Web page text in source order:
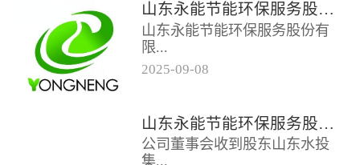
山东永能节能环保服务股份有限公司关于召开2025年第四次临时股东大会的通知
山东永能节能环保服务股份有
限...
时股东大会的通知根据公司第
四届董事会第十五次会议决
议，公司定于...
2025-09-08
山东永能节能环保服务股份有限公司关于召开2025年第三次临时股东大会的通知
公司董事会收到股东山东水投
集...